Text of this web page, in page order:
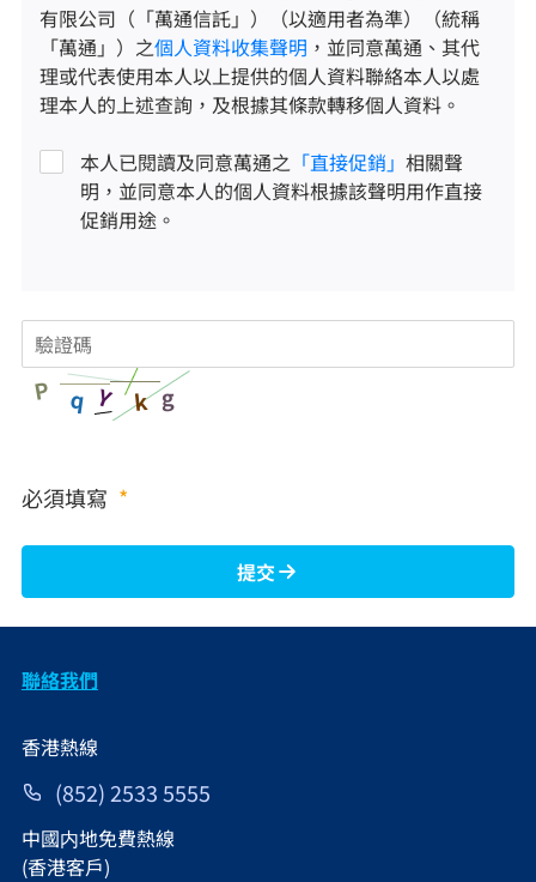
有限公司（「萬通信託」）（以適用者為準）（統稱
「萬通」）之個人資料收集聲明 ，並同意萬通、其代
理或代表使用本人以上提供的個人資料聯絡本人以處
理本人的上述查詢，及根據其條款轉移個人資料。
本人已閱讀及同意萬通之 「直接促銷」 相關聲
明，並同意本人的個人資料根據該聲明用作直接
促銷用途。
P q Y k g
必須填寫 *
提交
聯絡我們
香港熱線
(852) 2533 5555
中國内地免費熱線
(香港客戶)